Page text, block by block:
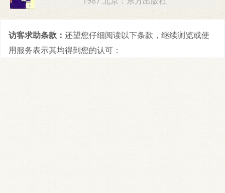
访客求助条款： 还望您仔细阅读以下条款，继续浏览或使
用服务表示其均得到您的认可：